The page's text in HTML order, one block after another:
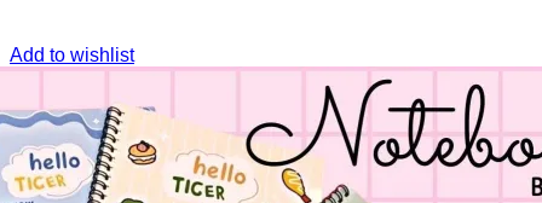
Add to wishlist